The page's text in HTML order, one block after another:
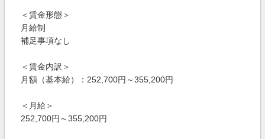
＜賃金形態＞
月給制
補足事項なし
＜賃金内訳＞
月額（基本給）：252,700円～355,200円
＜月給＞
252,700円～355,200円